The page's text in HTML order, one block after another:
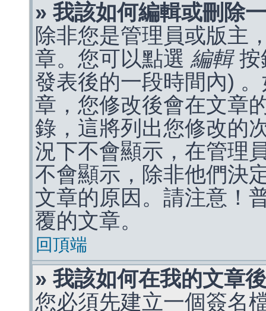
» 我該如何編輯或刪除
除非您是管理員或版主
章。您可以點選 編輯按
發表後的一段時間內)
章，您修改後會在文章
錄，這將列出您修改的
況下不會顯示，在管理
不會顯示，除非他們決
文章的原因。請注意！
覆的文章。
回頂端
» 我該如何在我的文章
您必須先建立一個簽名